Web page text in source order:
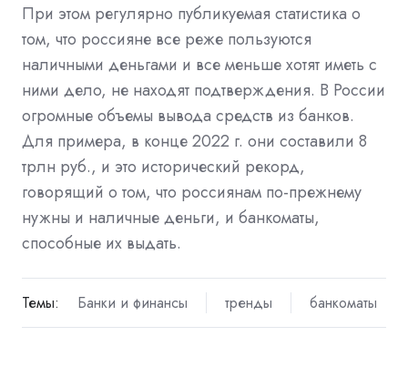
При этом регулярно публикуемая статистика о
том, что россияне все реже пользуются
наличными деньгами и все меньше хотят иметь с
ними дело, не находят подтверждения. В России
огромные объемы вывода средств из банков.
Для примера, в конце 2022 г. они составили 8
трлн руб., и это исторический рекорд,
говорящий о том, что россиянам по-прежнему
нужны и наличные деньги, и банкоматы,
способные их выдать.
Темы: Банки и финансы тренды банкоматы